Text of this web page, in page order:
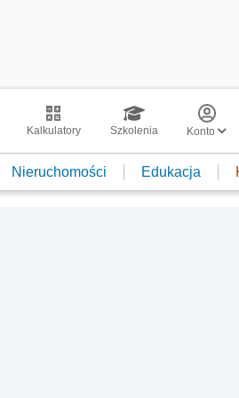
Kalkulatory Szkolenia Konto
Nieruchomości Edukacja